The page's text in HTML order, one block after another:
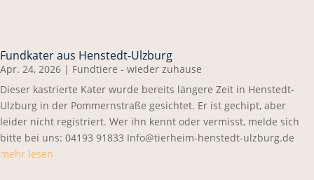
Fundkater aus Henstedt-Ulzburg
Apr. 24, 2026 | Fundtiere - wieder zuhause
Dieser kastrierte Kater wurde bereits längere Zeit in Henstedt-
Ulzburg in der Pommernstraße gesichtet. Er ist gechipt, aber
leider nicht registriert. Wer ihn kennt oder vermisst, melde sich
bitte bei uns: 04193 91833 Info@tierheim-henstedt-ulzburg.de
mehr lesen